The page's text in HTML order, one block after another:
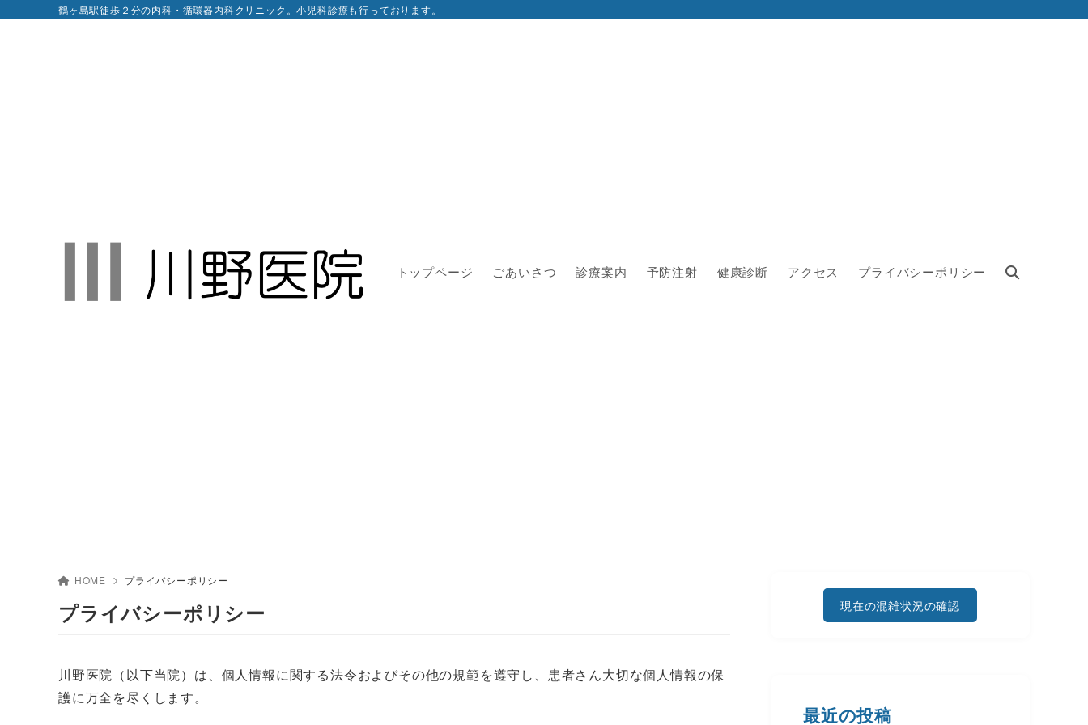
鶴ヶ島駅徒歩２分の内科・循環器内科クリニック。小児科診療も行っております。
トップページ ごあいさつ 診療案内 予防注射 健康診断 アクセス プライバシーポリシー
HOME プライバシーポリシー
プライバシーポリシー
川野医院（以下当院）は、個人情報に関する法令およびその他の規範を遵守し、患者さん大切な個人情報の保
護に万全を尽くします。
現在の混雑状況の確認
最近の投稿